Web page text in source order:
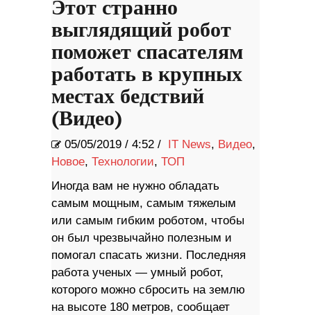
Этот странно
выглядящий робот
поможет спасателям
работать в крупных
местах бедствий
(Видео)
05/05/2019 / 4:52 / IT News, Видео,
Новое, Технологии, ТОП
Иногда вам не нужно обладать
самым мощным, самым тяжелым
или самым гибким роботом, чтобы
он был чрезвычайно полезным и
помогал спасать жизни. Последняя
работа ученых — умный робот,
которого можно сбросить на землю
на высоте 180 метров, сообщает